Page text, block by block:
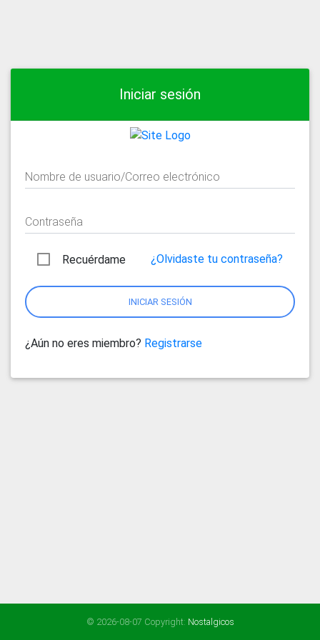
Iniciar sesión
Nombre de usuario/Correo electrónico
Contraseña
Recuérdame ¿Olvidaste tu contraseña?
INICIAR SESIÓN
¿Aún no eres miembro? Registrarse
© 2026-08-07 Copyright: Nostalgicos